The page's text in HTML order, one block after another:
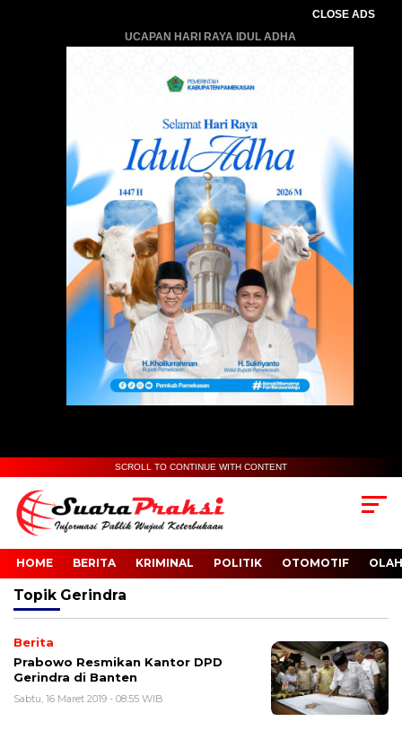
CLOSE ADS
UCAPAN HARI RAYA IDUL ADHA
SCROLL TO CONTINUE WITH CONTENT
HOME BERITA KRIMINAL POLITIK OTOMOTIF
Topik Gerindra
Berita
Prabowo Resmikan Kantor DPD
Gerindra di Banten
Sabtu, 16 Maret 2019 - 08:55 WIB